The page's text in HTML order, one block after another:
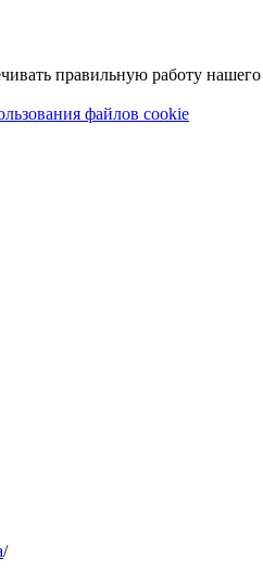
правильную работу нашего
файлов cookie
/